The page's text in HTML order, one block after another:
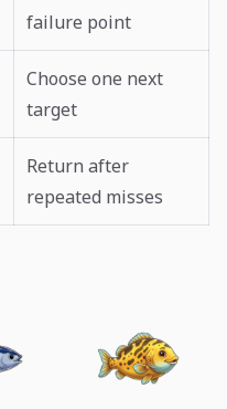
failure point
Choose one next
target
Return after
repeated misses